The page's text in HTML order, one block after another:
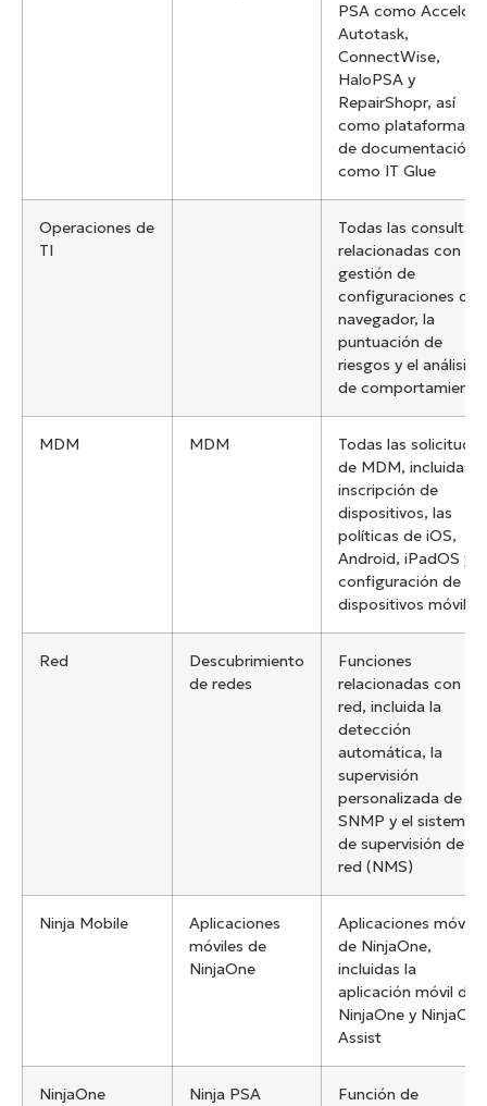
PSA como Accelo,
Autotask,
ConnectWise,
HaloPSA y
RepairShopr, así
como plataformas
de documentación
como IT Glue
Operaciones de
TI
Todas las consultas
relacionadas con la
gestión de
configuraciones del
navegador, la
puntuación de
riesgos y el análisis
de comportamiento
MDM MDM
Todas las solicitudes
de MDM, incluidas la
inscripción de
dispositivos, las
políticas de iOS,
Android, iPadOS y la
configuración de
dispositivos móviles
Red
Descubrimiento
de redes
Funciones
relacionadas con la
red, incluida la
detección
automática, la
supervisión
personalizada de
SNMP y el sistema
de supervisión de
red (NMS)
Ninja Mobile
Aplicaciones
móviles de
NinjaOne
Aplicaciones móviles
de NinjaOne,
incluidas la
aplicación móvil de
NinjaOne y NinjaOne
Assist
NinjaOne
Ninja PSA
Función de